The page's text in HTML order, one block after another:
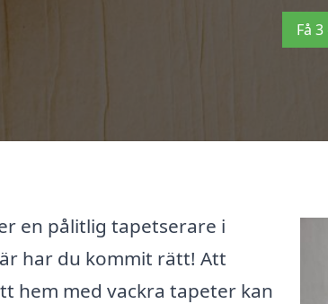
Få
en pålitlig tapetserare i
har du kommit rätt! Att
hem med vackra tapeter kan